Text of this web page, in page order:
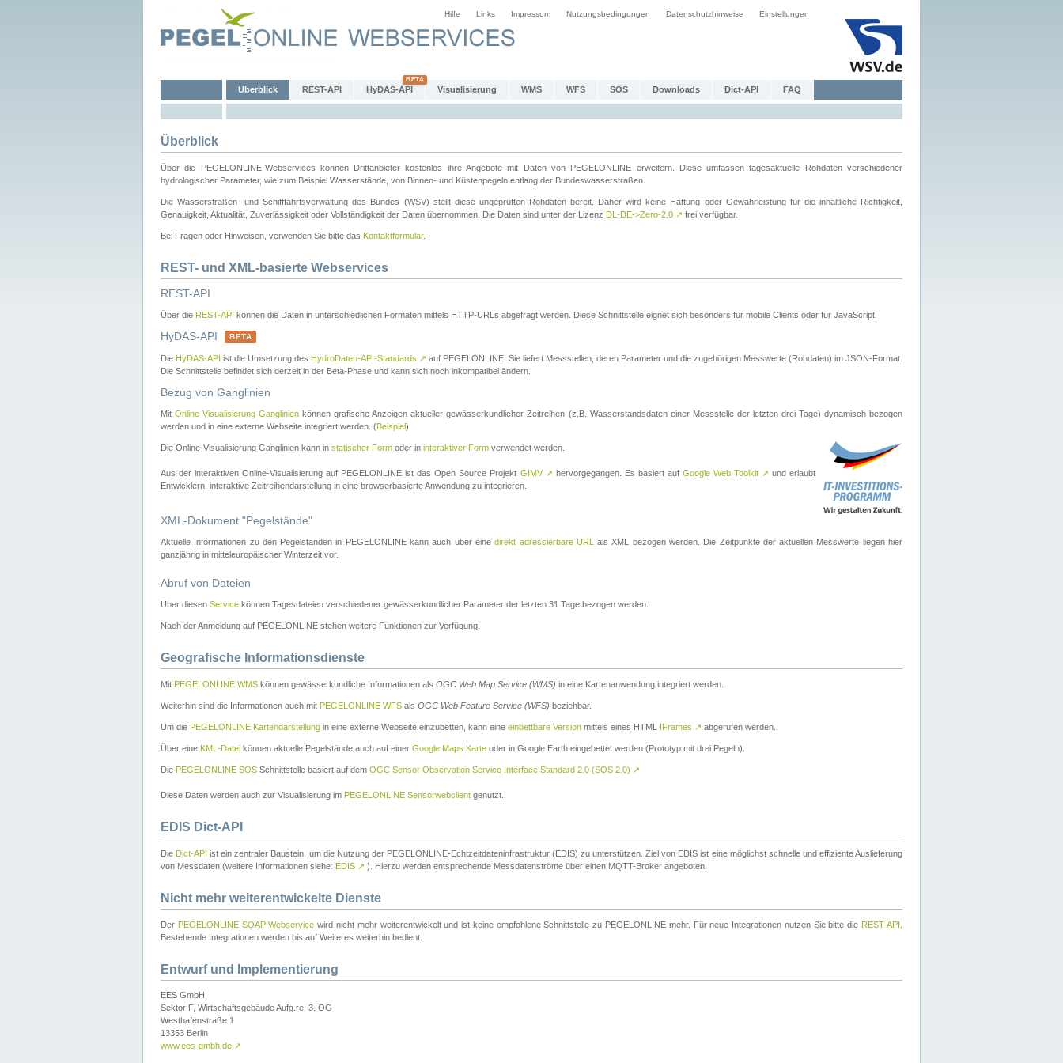
Hilfe Links Impressum Nutzungsbedingungen Datenschutzhinweise Einstellungen
Überblick REST-API HyDAS-API Visualisierung WMS WFS SOS Downloads Dict-API FAQ
Überblick
Über die PEGELONLINE-Webservices können Drittanbieter kostenlos ihre Angebote mit Daten von PEGELONLINE erweitern. Diese umfassen tagesaktuelle Rohdaten verschiedener
hydrologischer Parameter, wie zum Beispiel Wasserstände, von Binnen- und Küstenpegeln entlang der Bundeswasserstraßen.
Die Wasserstraßen- und Schifffahrtsverwaltung des Bundes (WSV) stellt diese ungeprüften Rohdaten bereit. Daher wird keine Haftung oder Gewährleistung für die inhaltliche Richtigkeit,
Genauigkeit, Aktualität, Zuverlässigkeit oder Vollständigkeit der Daten übernommen. Die Daten sind unter der Lizenz DL-DE->Zero-2.0 ↗ frei verfügbar.
Bei Fragen oder Hinweisen, verwenden Sie bitte das Kontaktformular.
REST- und XML-basierte Webservices
REST-API
Über die REST-API können die Daten in unterschiedlichen Formaten mittels HTTP-URLs abgefragt werden. Diese Schnittstelle eignet sich besonders für mobile Clients oder für JavaScript.
HyDAS-API BETA
Die HyDAS-API ist die Umsetzung des HydroDaten-API-Standards ↗ auf PEGELONLINE. Sie liefert Messstellen, deren Parameter und die zugehörigen Messwerte (Rohdaten) im JSON-Format.
Die Schnittstelle befindet sich derzeit in der Beta-Phase und kann sich noch inkompatibel ändern.
Bezug von Ganglinien
MitOnline-Visualisierung Ganglinien können grafische Anzeigen aktueller gewässerkundlicher Zeitreihen (z.B. Wasserstandsdaten einer Messstelle der letzten drei Tage) dynamisch bezogen
werden und in eine externe Webseite integriert werden. (Beispiel).
Die Online-Visualisierung Ganglinien kann in statischer Form oder in interaktiver Form verwendet werden.
Aus der interaktiven Online-Visualisierung auf PEGELONLINE ist das Open Source Projekt GIMV ↗ hervorgegangen. Es basiert auf Google Web Toolkit ↗ und erlaubt
Entwicklern, interaktive Zeitreihendarstellung in eine browserbasierte Anwendung zu integrieren.
XML-Dokument "Pegelstände"
Aktuelle Informationen zu den Pegelständen in PEGELONLINE kann auch über einedirekt adressierbare URL
als XML bezogen werden. Die Zeitpunkte der aktuellen Messwerte liegen hier
ganzjährig in mitteleuropäischer Winterzeit vor.
Abruf von Dateien
Über diesen Service können Tagesdateien verschiedener gewässerkundlicher Parameter der letzten 31 Tage bezogen werden.
Nach der Anmeldung auf PEGELONLINE stehen weitere Funktionen zur Verfügung.
Geografische Informationsdienste
Mit PEGELONLINE WMS können gewässerkundliche Informationen als OGC Web Map Service (WMS) in eine Kartenanwendung integriert werden.
Weiterhin sind die Informationen auch mit PEGELONLINE WFS als OGC Web Feature Service (WFS) beziehbar.
Um die PEGELONLINE Kartendarstellung in eine externe Webseite einzubetten, kann eine einbettbare Version mittels eines HTML IFrames ↗ abgerufen werden.
Über eine KML-Datei können aktuelle Pegelstände auch auf einer Google Maps Karte oder in Google Earth eingebettet werden (Prototyp mit drei Pegeln).
Die PEGELONLINE SOS Schnittstelle basiert auf dem OGC Sensor Observation Service Interface Standard 2.0 (SOS 2.0) ↗
Diese Daten werden auch zur Visualisierung im PEGELONLINE Sensorwebclient genutzt.
EDIS Dict-API
Die Dict-API ist ein zentraler Baustein, um die Nutzung der PEGELONLINE-Echtzeitdateninfrastruktur (EDIS) zu unterstützen. Ziel von EDIS ist eine möglichst schnelle und effiziente Auslieferung
von Messdaten (weitere Informationen siehe: EDIS ↗ ). Hierzu werden entsprechende Messdatenströme über einen MQTT-Broker angeboten.
Nicht mehr weiterentwickelte Dienste
Der PEGELONLINE SOAP Webservice wird nicht mehr weiterentwickelt und ist keine empfohlene Schnittstelle zu PEGELONLINE mehr. Für neue Integrationen nutzen Sie bitte die REST-API
Bestehende Integrationen werden bis auf Weiteres weiterhin bedient.
Entwurf und Implementierung
EES GmbH
Sektor F, Wirtschaftsgebäude Aufg.re, 3. OG
Westhafenstraße 1
13353 Berlin
www.ees-gmbh.de ↗